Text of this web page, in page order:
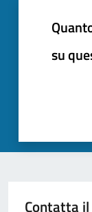
su
Contatta